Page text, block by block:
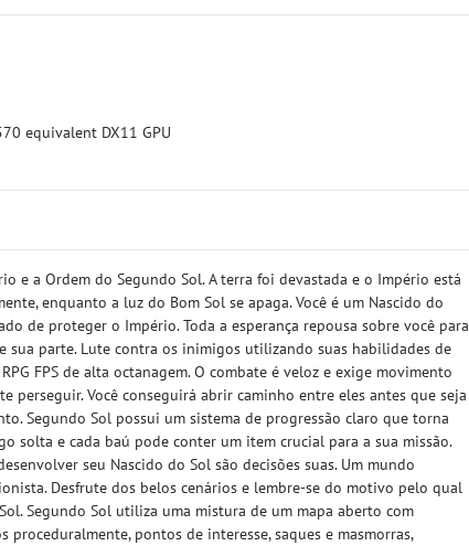
equivalent DX11 GPU
e a Ordem do Segundo Sol. A terra foi devastada e o Império está
enquanto a luz do Bom Sol se apaga. Você é um Nascido do
de proteger o Império. Toda a esperança repousa sobre você para
sua parte. Lute contra os inimigos utilizando suas habilidades de
FPS de alta octanagem. O combate é veloz e exige movimento
perseguir. Você conseguirá abrir caminho entre eles antes que seja
Segundo Sol possui um sistema de progressão claro que torna
solta e cada baú pode conter um item crucial para a sua missão.
seu Nascido do Sol são decisões suas. Um mundo
Desfrute dos belos cenários e lembre-se do motivo pelo qual
Segundo Sol utiliza uma mistura de um mapa aberto com
pontos de interesse, saques e masmorras,